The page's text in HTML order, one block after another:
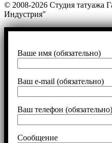
© 2008-2026 Студия
Индустрия"
Ваше имя (обязательно)
Ваш e-mail (обязательно)
Ваш телефон (обязательно)
Сообщение